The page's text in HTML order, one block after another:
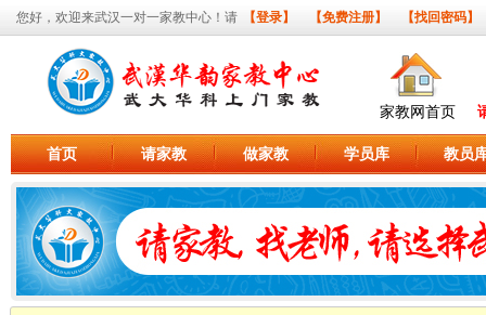
您好，欢迎来武汉一对一家教中心！请 【登录】 【免费注册】 【找回密码】
家教网首页
首页 请家教 做家教 学员库 教员